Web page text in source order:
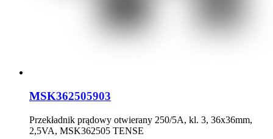
MSK362505903
Przekładnik prądowy otwierany 250/5A, kl. 3, 36x36mm,
2,5VA, MSK362505 TENSE